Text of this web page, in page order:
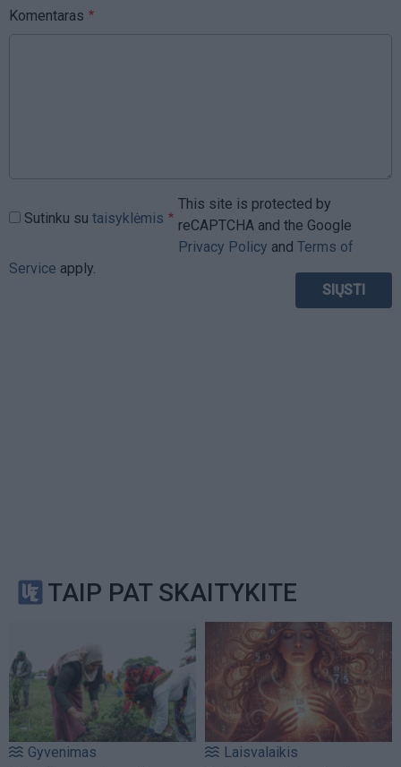
Komentaras
Sutinku su taisyklėmis
This site is protected by
reCAPTCHA and the Google
Privacy Policy and Terms of
Service apply.
TAIP PAT SKAITYKITE
Gyvenimas Laisvalaikis